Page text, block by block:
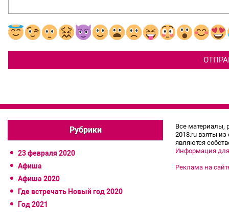
Рубрики
23 февраля 2020
Афиша
Афиша 2020
Где встречать Новый год 2020
Год 2021
Все материалы,
2018.ru взяты
являются
Информация
Реклама на